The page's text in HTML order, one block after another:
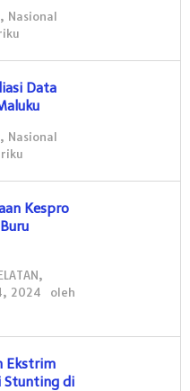
, Nasional
Data
, Nasional
Kespro
,
2024
oleh
Ekstrim
Stunting di